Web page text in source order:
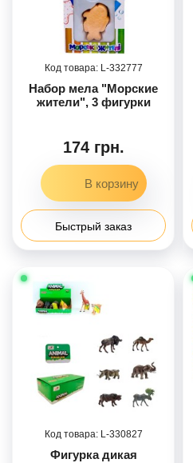
332777
Набор мела "Морские
жители", 3 фигурки
174 грн.
Быстрый заказ
330827
Фигурка дикая